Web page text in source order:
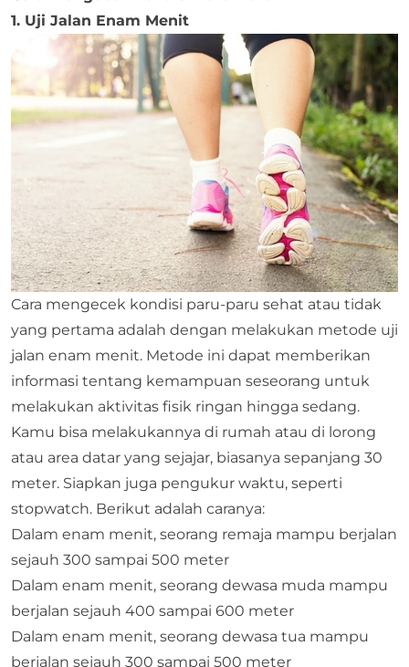
1. Uji Jalan Enam Menit
Cara mengecek kondisi paru-paru sehat atau tidak
yang pertama adalah dengan melakukan metode uji
jalan enam menit. Metode ini dapat memberikan
informasi tentang kemampuan seseorang untuk
melakukan aktivitas fisik ringan hingga sedang.
Kamu bisa melakukannya di rumah atau di lorong
atau area datar yang sejajar, biasanya sepanjang 30
meter. Siapkan juga pengukur waktu, seperti
stopwatch. Berikut adalah caranya:
Dalam enam menit, seorang remaja mampu berjalan
sejauh 300 sampai 500 meter
Dalam enam menit, seorang dewasa muda mampu
berjalan sejauh 400 sampai 600 meter
Dalam enam menit, seorang dewasa tua mampu
berjalan sejauh 300 sampai 500 meter